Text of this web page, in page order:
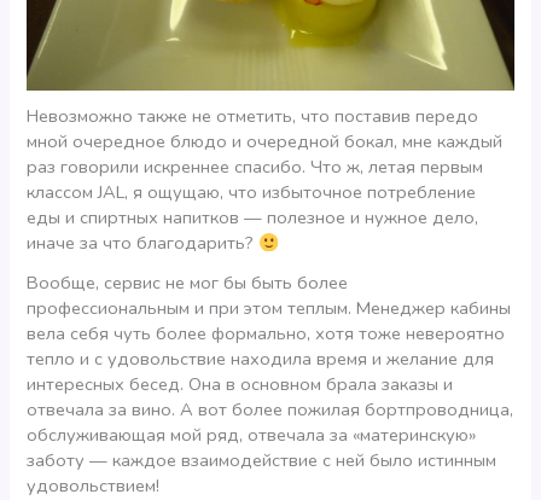
Невозможно также не отметить, что поставив передо
мной очередное блюдо и очередной бокал, мне каждый
раз говорили искреннее спасибо. Что ж, летая первым
классом JAL, я ощущаю, что избыточное потребление
еды и спиртных напитков — полезное и нужное дело,
иначе за что благодарить?
Вообще, сервис не мог бы быть более
профессиональным и при этом теплым. Менеджер кабины
вела себя чуть более формально, хотя тоже невероятно
тепло и с удовольствие находила время и желание для
интересных бесед. Она в основном брала заказы и
отвечала за вино. А вот более пожилая бортпроводница,
обслуживающая мой ряд, отвечала за «материнскую»
заботу — каждое взаимодействие с ней было истинным
удовольствием!